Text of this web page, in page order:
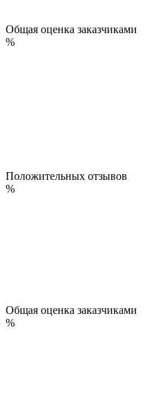
Общая оценка заказчиками
%
Положительных отзывов
%
Общая оценка заказчиками
%